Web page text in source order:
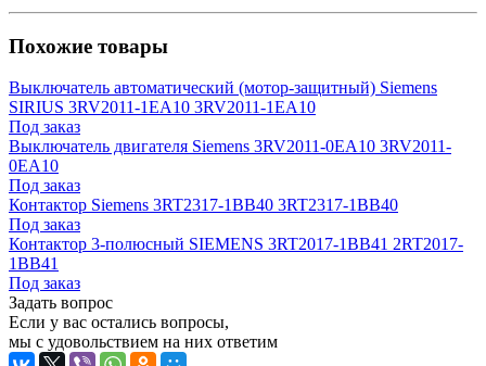
Похожие товары
Выключатель автоматический (мотор-защитный) Siemens
SIRIUS 3RV2011-1EA10 3RV2011-1EA10
Под заказ
Выключатель двигателя Siemens 3RV2011-0EA10 3RV2011-
0EA10
Под заказ
Контактор Siemens 3RT2317-1BB40 3RT2317-1BB40
Под заказ
Контактор 3-полюсный SIEMENS 3RT2017-1BB41 2RT2017-
1BB41
Под заказ
Задать вопрос
Если у вас остались вопросы,
мы с удовольствием на них ответим